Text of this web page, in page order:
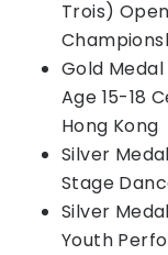
Trois)
Gold
Age 15-18
Hong Kong
Silver
Stage
Silver
Youth